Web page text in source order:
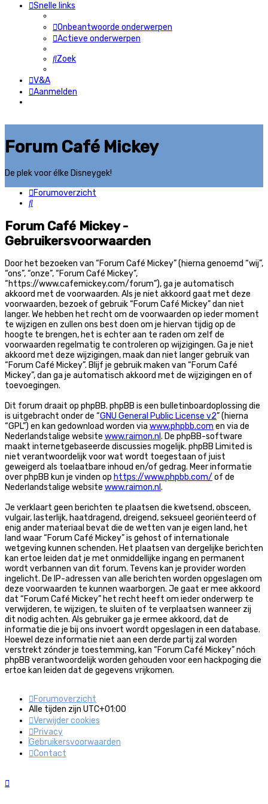
Snelle links
Onbeantwoorde onderwerpen
Actieve onderwerpen
Zoek
V&A
Aanmelden
Forum Café Mickey
De plek voor élke Disneygek!
Forumoverzicht
Zoek
Forum Café Mickey -
Gebruikersvoorwaarden
Door het bezoeken van “Forum Café Mickey” (hierna genoemd “wij”,
“ons”, “onze”, “Forum Café Mickey”,
“https://www.cafemickey.com/forum”), ga je automatisch
akkoord met de voorwaarden. Als je niet akkoord gaat met deze
voorwaarden, bezoek of gebruik “Forum Café Mickey” dan niet
langer. We hebben het recht om de voorwaarden op ieder moment
te wijzigen en zullen ons best doen om je hiervan tijdig op de
hoogte te brengen, het is echter aan te raden om zelf de
voorwaarden regelmatig te controleren op wijzigingen. Ga je niet
akkoord met deze wijzigingen, maak dan niet langer gebruik van
“Forum Café Mickey”. Blijf je gebruik maken van “Forum Café
Mickey”, dan ga je automatisch akkoord met de wijzigingen en of
toevoegingen.
Dit forum draait op phpBB. phpBB is een bulletinboardoplossing die
is uitgebracht onder de “GNU General Public License v2” (hierna
“GPL”) en kan gedownload worden via www.phpbb.com en via de
Nederlandstalige website www.raimon.nl . De phpBB-software
maakt internetgebaseerde discussies mogelijk. phpBB Limited is
niet verantwoordelijk voor wat wordt toegestaan of juist
geweigerd als toelaatbare inhoud en/of gedrag. Meer informatie
over phpBB kun je vinden op https://www.phpbb.com/ of de
Nederlandstalige website www.raimon.nl .
Je verklaart geen berichten te plaatsen die kwetsend, obsceen,
vulgair, lasterlijk, haatdragend, dreigend, seksueel georiënteerd of
enig ander materiaal bevat die de wetten van je eigen land, het
land waar “Forum Café Mickey” is gehost of internationale
wetgeving kunnen schenden. Het plaatsen van dergelijke berichten
kan ertoe leiden dat je met onmiddellijke ingang en permanent
wordt verbannen van dit forum. Tevens kan je provider worden
ingelicht. De IP-adressen van alle berichten worden opgeslagen om
deze voorwaarden te kunnen waarborgen. Je gaat er mee akkoord
dat “Forum Café Mickey” het recht heeft om ieder onderwerp te
verwijderen, te wijzigen, te sluiten of te verplaatsen wanneer zij
dit nodig achten. Als gebruiker ga je ermee akkoord, dat de
informatie die je bij ons invoert wordt opgeslagen in een database.
Hoewel deze informatie niet aan een derde partij zal worden
verstrekt zónder je toestemming, kan “Forum Café Mickey” nóch
phpBB verantwoordelijk worden gehouden voor een hackpoging die
ertoe kan leiden dat de gegevens vrijkomen.
Forumoverzicht
Alle tijden zijn UTC+01:00
Verwijder cookies
Privacy
Gebruikersvoorwaarden
Contact